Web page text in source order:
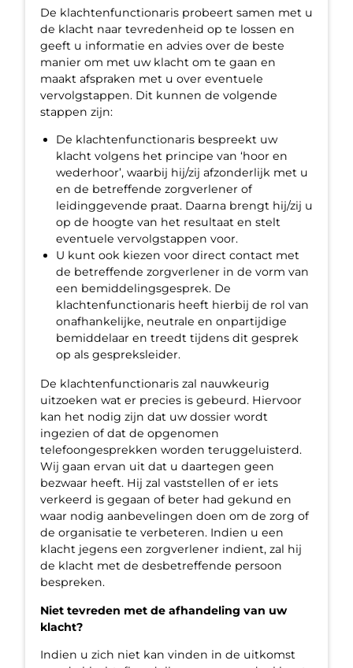
De klachtenfunctionaris probeert samen met u
de klacht naar tevredenheid op te lossen en
geeft u informatie en advies over de beste
manier om met uw klacht om te gaan en
maakt afspraken met u over eventuele
vervolgstappen. Dit kunnen de volgende
stappen zijn:
De klachtenfunctionaris bespreekt uw
klacht volgens het principe van ‘hoor en
wederhoor’, waarbij hij/zij afzonderlijk met u
en de betreffende zorgverlener of
leidinggevende praat. Daarna brengt hij/zij u
op de hoogte van het resultaat en stelt
eventuele vervolgstappen voor.
U kunt ook kiezen voor direct contact met
de betreffende zorgverlener in de vorm van
een bemiddelingsgesprek. De
klachtenfunctionaris heeft hierbij de rol van
onafhankelijke, neutrale en onpartijdige
bemiddelaar en treedt tijdens dit gesprek
op als gespreksleider.
De klachtenfunctionaris zal nauwkeurig
uitzoeken wat er precies is gebeurd. Hiervoor
kan het nodig zijn dat uw dossier wordt
ingezien of dat de opgenomen
telefoongesprekken worden teruggeluisterd.
Wij gaan ervan uit dat u daartegen geen
bezwaar heeft. Hij zal vaststellen of er iets
verkeerd is gegaan of beter had gekund en
waar nodig aanbevelingen doen om de zorg of
de organisatie te verbeteren. Indien u een
klacht jegens een zorgverlener indient, zal hij
de klacht met de desbetreffende persoon
bespreken.
Niet tevreden met de afhandeling van uw
klacht?
Indien u zich niet kan vinden in de uitkomst